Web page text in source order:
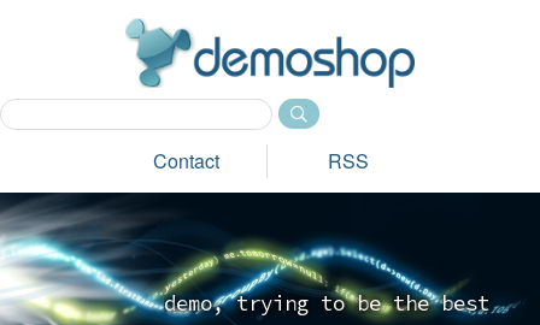
Contact RSS
demo, tryi ng to be the best_